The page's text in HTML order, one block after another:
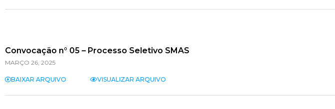
Convocação n° 05 – Processo Seletivo SMAS
MARÇO 26, 2025
BAIXAR ARQUIVO VISUALIZAR ARQUIVO